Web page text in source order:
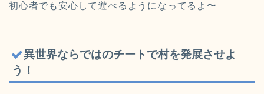
初心者でも安心して遊べるようになってるよ〜
異世界ならではのチートで村を発展させよ
う！